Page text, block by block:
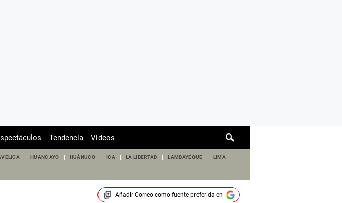
de
Tendencia Videos
HUANCAYO HUÁNUCO ICA LA LIBERTAD LAMBAYEQUE LIMA
Añadir Correocomo fuente preferida en